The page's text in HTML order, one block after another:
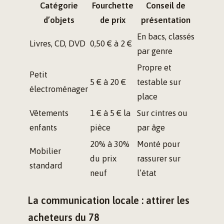
Catégorie
d’objets
Fourchette
de prix
Conseil de
présentation
Livres, CD, DVD 0,50 € à 2 €
En bacs, classés
par genre
Petit
électroménager
5 € à 20 €
Propre et
testable sur
place
Vêtements
enfants
1 € à 5 € la
pièce
Sur cintres ou
par âge
Mobilier
standard
20% à 30%
du prix
neuf
Monté pour
rassurer sur
l’état
La communication locale : attirer les
acheteurs du 78